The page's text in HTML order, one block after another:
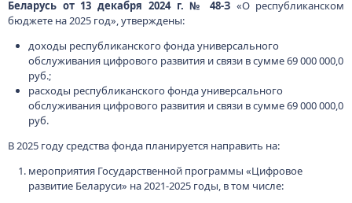
Беларусь от 13 декабря 2024 г. № 48-З «О республиканском
бюджете на 2025 год», утверждены:
доходы республиканского фонда универсального
обслуживания цифрового развития и связи в сумме 69 000 000,0
руб.;
расходы республиканского фонда универсального
обслуживания цифрового развития и связи в сумме 69 000 000,0
руб.
В 2025 году средства фонда планируется направить на:
мероприятия Государственной программы «Цифровое
развитие Беларуси» на 2021-2025 годы, в том числе: